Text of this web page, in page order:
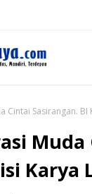
Cintai Sasirangan.
Karya